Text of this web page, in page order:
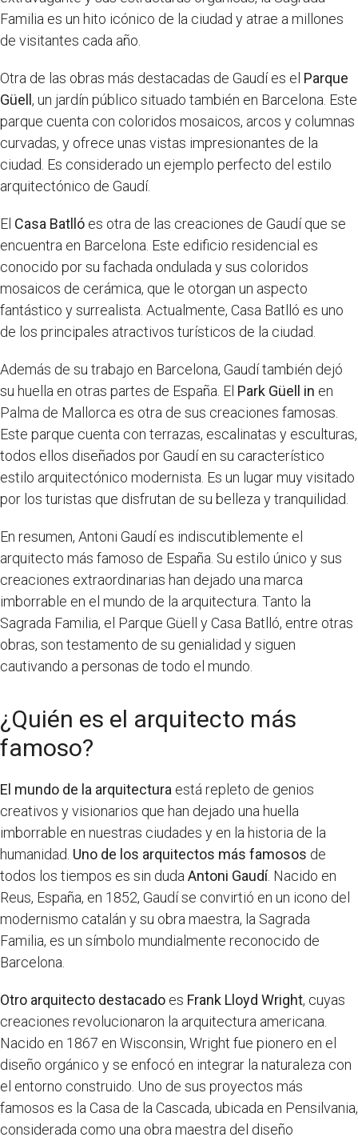
Familia es un hito icónico de la ciudad y atrae a millones
de visitantes cada año.
Otra de las obras más destacadas de Gaudí es el Parque
Güell, un jardín público situado también en Barcelona. Este
parque cuenta con coloridos mosaicos, arcos y columnas
curvadas, y ofrece unas vistas impresionantes de la
ciudad. Es considerado un ejemplo perfecto del estilo
arquitectónico de Gaudí.
El Casa Batlló es otra de las creaciones de Gaudí que se
encuentra en Barcelona. Este edificio residencial es
conocido por su fachada ondulada y sus coloridos
mosaicos de cerámica, que le otorgan un aspecto
fantástico y surrealista. Actualmente, Casa Batlló es uno
de los principales atractivos turísticos de la ciudad.
Además de su trabajo en Barcelona, Gaudí también dejó
su huella en otras partes de España. El Park Güell in en
Palma de Mallorca es otra de sus creaciones famosas.
Este parque cuenta con terrazas, escalinatas y esculturas,
todos ellos diseñados por Gaudí en su característico
estilo arquitectónico modernista. Es un lugar muy visitado
por los turistas que disfrutan de su belleza y tranquilidad.
En resumen, Antoni Gaudí es indiscutiblemente el
arquitecto más famoso de España. Su estilo único y sus
creaciones extraordinarias han dejado una marca
imborrable en el mundo de la arquitectura. Tanto la
Sagrada Familia, el Parque Güell y Casa Batlló, entre otras
obras, son testamento de su genialidad y siguen
cautivando a personas de todo el mundo.
¿Quién es el arquitecto más
famoso?
El mundo de la arquitectura está repleto de genios
creativos y visionarios que han dejado una huella
imborrable en nuestras ciudades y en la historia de la
humanidad. Uno de los arquitectos más famosos de
todos los tiempos es sin duda Antoni Gaudí. Nacido en
Reus, España, en 1852, Gaudí se convirtió en un icono del
modernismo catalán y su obra maestra, la Sagrada
Familia, es un símbolo mundialmente reconocido de
Barcelona.
Otro arquitecto destacado es Frank Lloyd Wright, cuyas
creaciones revolucionaron la arquitectura americana.
Nacido en 1867 en Wisconsin, Wright fue pionero en el
diseño orgánico y se enfocó en integrar la naturaleza con
el entorno construido. Uno de sus proyectos más
famosos es la Casa de la Cascada, ubicada en Pensilvania,
considerada como una obra maestra del diseño